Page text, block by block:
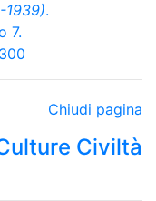
1939).
7.
Chiudi pagina
Civiltà